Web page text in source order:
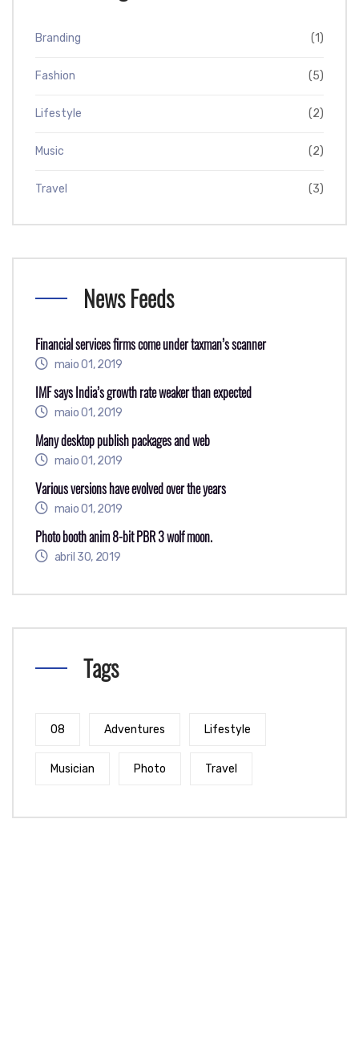
Branding (1)
Fashion (5)
Lifestyle (2)
Music (2)
Travel (3)
News Feeds
Financial services firms come under taxman’s scanner
maio 01, 2019
IMF says India’s growth rate weaker than expected
maio 01, 2019
Many desktop publish packages and web
maio 01, 2019
Various versions have evolved over the years
maio 01, 2019
Photo booth anim 8-bit PBR 3 wolf moon.
abril 30, 2019
Tags
08 Adventures Lifestyle
Musician Photo Travel